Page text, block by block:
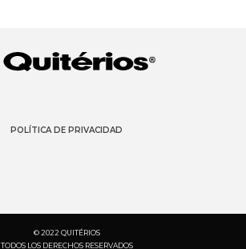
POLÍTICA DE PRIVACIDAD
© 2022 QUITÉRIOS
TODOS LOS DERECHOS RESERVADOS